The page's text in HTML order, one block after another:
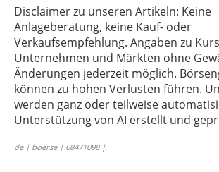
Disclaimer zu unseren Artikeln: Keine
Anlageberatung, keine Kauf- oder
Verkaufsempfehlung. Angaben zu
Unternehmen und Märkten ohne
Änderungen jederzeit möglich.
können zu hohen Verlusten führen.
werden ganz oder teilweise
Unterstützung von AI erstellt und
de | boerse | 68471098 |